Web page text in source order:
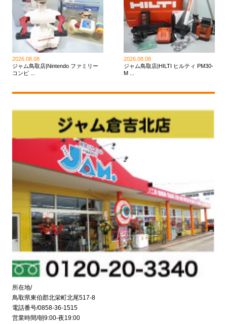
2026.08.08
ジャム鳥取店|Nintendo ファミリー
コンピ ...
2026.08.08
ジャム鳥取店|HILTI ヒルティ PM30-
M ...
所在地/
鳥取県東伯郡北栄町北尾517-8
電話番号/0858-36-1515
営業時間/朝9:00-夜19:00